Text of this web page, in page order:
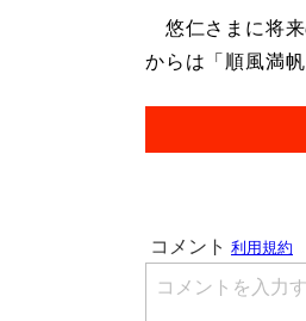
悠仁さまに将来
からは「順風満